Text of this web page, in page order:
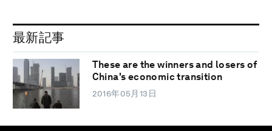
最新記事
These are the winners and losers of
China's economic transition
2016年05月13日